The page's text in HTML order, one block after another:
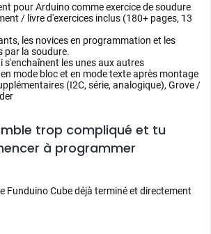
pour Arduino comme exercice de soudure
/ livre d'exercices inclus (180+ pages, 13
les novices en programmation et les
par la soudure.
s'enchaînent les unes aux autres
mode bloc et en mode texte après montage
(I2C, série, analogique), Grove /
trop compliqué et tu
à programmer
Funduino Cube déjà terminé et directement